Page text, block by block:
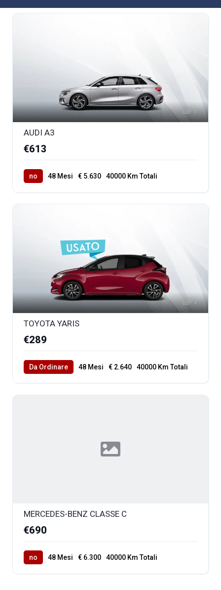
1
AUDI A3
€613
no 48 Mesi € 5.630 40000 Km Totali
1
TOYOTA YARIS
€289
Da Ordinare 48 Mesi € 2.640 40000 Km Totali
MERCEDES-BENZ CLASSE C
€690
no 48 Mesi € 6.300 40000 Km Totali